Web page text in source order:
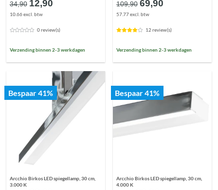
34,90
prijs
€34,90.
12,90
€12,90.
10.66 excl. btw
0 review(s)
Verzending binnen 2-3 werkdagen
109,90
prijs
€109,90.
69,90
€69,90.
57.77 excl. btw
12 review(s)
Verzending binnen 2-3 werkdagen
Bespaar 41%
Arcchio Birkos LED spiegellamp, 30 cm,
3.000 K
Bespaar 41%
Arcchio Birkos LED spiegellamp, 30 cm,
4.000 K